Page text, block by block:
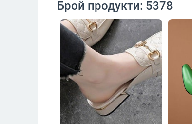
Брой продукти: 5378